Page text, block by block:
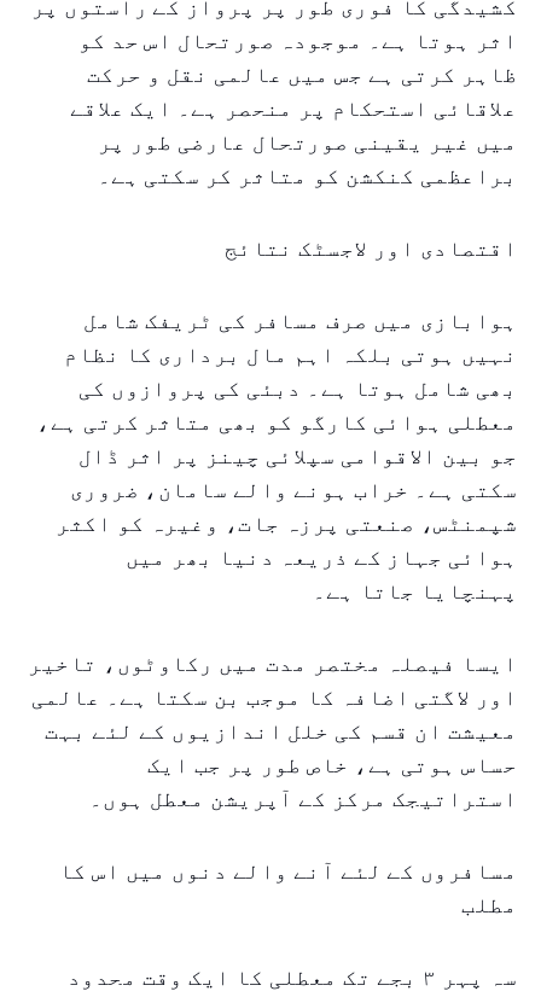
کشیدگی کا فوری طور پر پرواز کے راستوں پر
اثر ہوتا ہے۔ موجودہ صورتحال اس حد کو
ظاہر کرتی ہے جس میں عالمی نقل و حرکت
علاقائی استحکام پر منحصر ہے۔ ایک علاقے
میں غیر یقینی صورتحال عارضی طور پر
براعظمی کنکشن کو متاثر کر سکتی ہے۔
اقتصادی اور لاجسٹک نتائج
ہوابازی میں صرف مسافر کی ٹریفک شامل
نہیں ہوتی بلکہ اہم مال برداری کا نظام
بھی شامل ہوتا ہے۔ دبئی کی پروازوں کی
معطلی ہوائی کارگو کو بھی متاثر کرتی ہے،
جو بین الاقوامی سپلائی چینز پر اثر ڈال
سکتی ہے۔ خراب ہونے والے سامان، ضروری
شپمنٹس، صنعتی پرزہ جات، وغیرہ کو اکثر
ہوائی جہاز کے ذریعہ دنیا بھر میں
پہنچایا جاتا ہے۔
ایسا فیصلہ مختصر مدت میں رکاوٹوں، تاخیر
اور لاگتی اضافہ کا موجب بن سکتا ہے۔ عالمی
معیشت ان قسم کی خلل اندازیوں کے لئے بہت
حساس ہوتی ہے، خاص طور پر جب ایک
استراتیجک مرکز کے آپریشن معطل ہوں۔
مسافروں کے لئے آنے والے دنوں میں اس کا
مطلب
سہ پہر ۳ بجے تک معطلی کا ایک وقت محدود